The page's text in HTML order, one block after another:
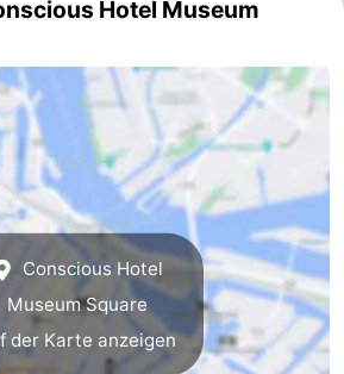
Hotel Museum
Conscious Hotel
Museum Square
der Karte anzeigen